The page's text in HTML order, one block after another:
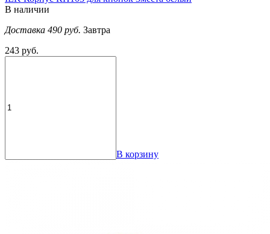
В наличии
Доставка 490 руб. Завтра
243 руб.
В корзину